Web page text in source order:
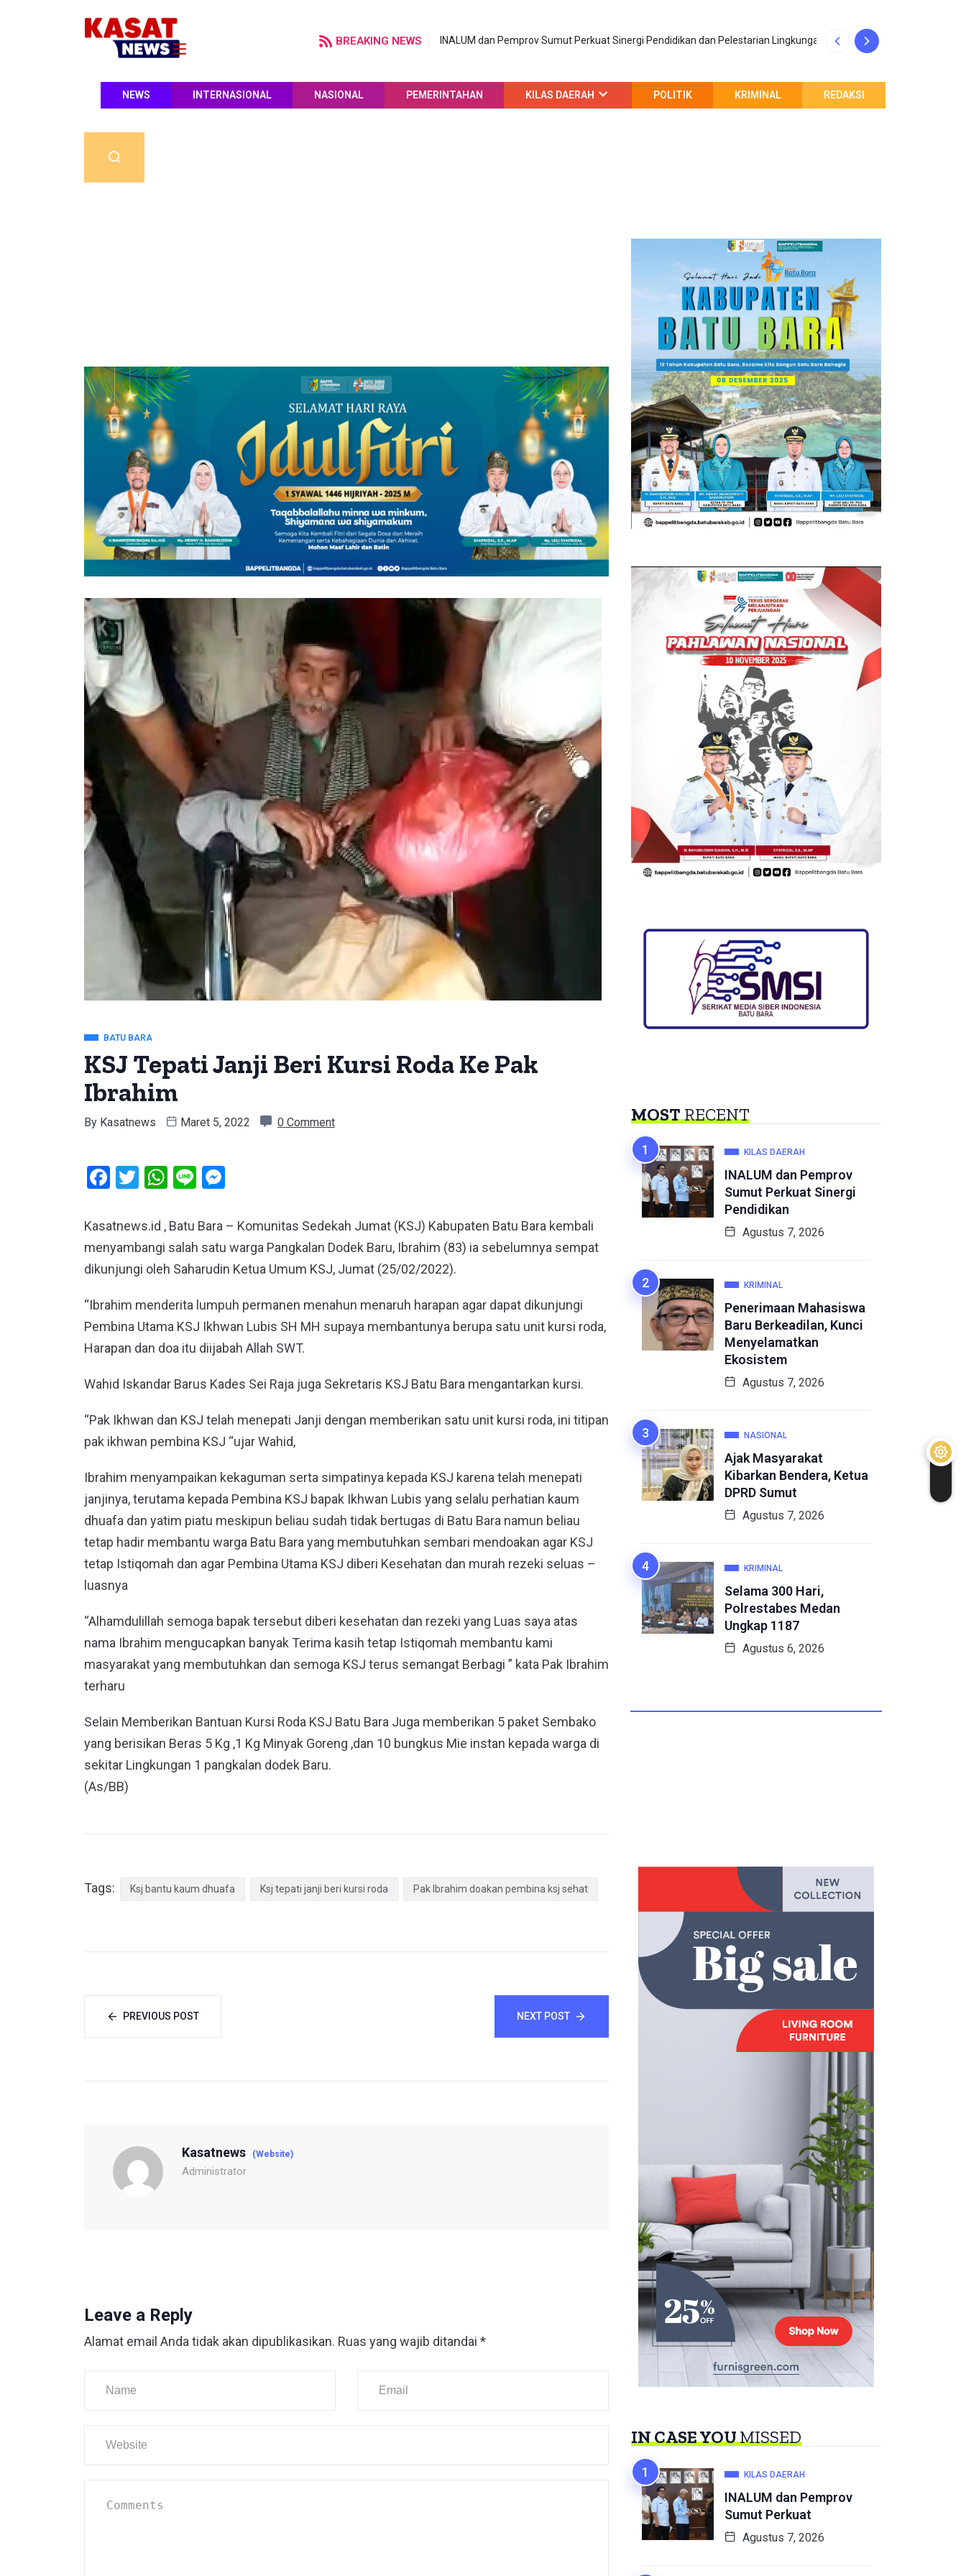
BREAKING NEWS INALUM dan Pemprov Sumut Perkuat Sinergi Pendidikan dan Pelestarian Lingkungan
NEWS INTERNASIONAL NASIONAL PEMERINTAHAN KILAS DAERAH POLITIK KRIMINAL REDAKSI
BATU BARA
KSJ Tepati Janji Beri Kursi Roda Ke Pak
Ibrahim
By Kasatnews Maret 5, 2022 0 Comment
Facebook
Twitter
WhatsApp
Line
Kasatnews.id , Batu Bara – Komunitas Sedekah Jumat (KSJ) Kabupaten Batu Bara kembali
menyambangi salah satu warga Pangkalan Dodek Baru, Ibrahim (83) ia sebelumnya sempat
dikunjungi oleh Saharudin Ketua Umum KSJ, Jumat (25/02/2022).
“Ibrahim menderita lumpuh permanen menahun menaruh harapan agar dapat dikunjungi
Pembina Utama KSJ Ikhwan Lubis SH MH supaya membantunya berupa satu unit kursi roda,
Harapan dan doa itu diijabah Allah SWT.
Wahid Iskandar Barus Kades Sei Raja juga Sekretaris KSJ Batu Bara mengantarkan kursi.
“Pak Ikhwan dan KSJ telah menepati Janji dengan memberikan satu unit kursi roda, ini titipan
pak ikhwan pembina KSJ “ujar Wahid,
Ibrahim menyampaikan kekaguman serta simpatinya kepada KSJ karena telah menepati
janjinya, terutama kepada Pembina KSJ bapak Ikhwan Lubis yang selalu perhatian kaum
dhuafa dan yatim piatu meskipun beliau sudah tidak bertugas di Batu Bara namun beliau
tetap hadir membantu warga Batu Bara yang membutuhkan sembari mendoakan agar KSJ
tetap Istiqomah dan agar Pembina Utama KSJ diberi Kesehatan dan murah rezeki seluas –
luasnya
“Alhamdulillah semoga bapak tersebut diberi kesehatan dan rezeki yang Luas saya atas
nama Ibrahim mengucapkan banyak Terima kasih tetap Istiqomah membantu kami
masyarakat yang membutuhkan dan semoga KSJ terus semangat Berbagi ” kata Pak Ibrahim
terharu
Selain Memberikan Bantuan Kursi Roda KSJ Batu Bara Juga memberikan 5 paket Sembako
yang berisikan Beras 5 Kg ,1 Kg Minyak Goreng ,dan 10 bungkus Mie instan kepada warga di
sekitar Lingkungan 1 pangkalan dodek Baru.
(As/BB)
Tags: Ksj bantu kaum dhuafa Ksj tepati janji beri kursi roda Pak Ibrahim doakan pembina ksj sehat
PREVIOUS POST NEXT POST
Kasatnews (Website)
Administrator
Leave a Reply
Alamat email Anda tidak akan dipublikasikan. Ruas yang wajib ditandai *
MOSTRECENT
KILAS DAERAH
INALUM dan Pemprov
Sumut Perkuat Sinergi
Pendidikan
Agustus 7, 2026
KRIMINAL
Penerimaan Mahasiswa
Baru Berkeadilan, Kunci
Menyelamatkan
Ekosistem
Agustus 7, 2026
NASIONAL
Ajak Masyarakat
Kibarkan Bendera, Ketua
DPRD Sumut
Agustus 7, 2026
KRIMINAL
Selama 300 Hari,
Polrestabes Medan
Ungkap 1187
Agustus 6, 2026
IN CASE YOUMISSED
KILAS DAERAH
INALUM dan Pemprov
Sumut Perkuat
Agustus 7, 2026